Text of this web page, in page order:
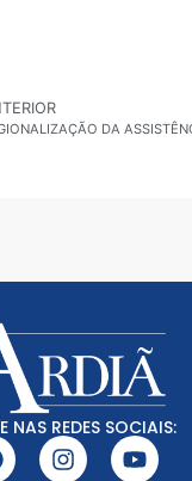
NAS REDES SOCIAIS: